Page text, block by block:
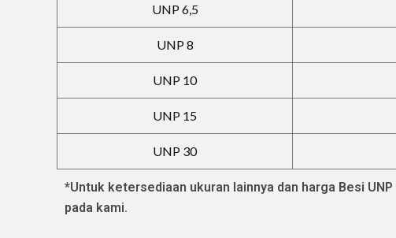
UNP 6,5
UNP 8
UNP 10
UNP 15
UNP 30
*Untuk ketersediaan ukuran lainnya dan harga Besi
pada kami.